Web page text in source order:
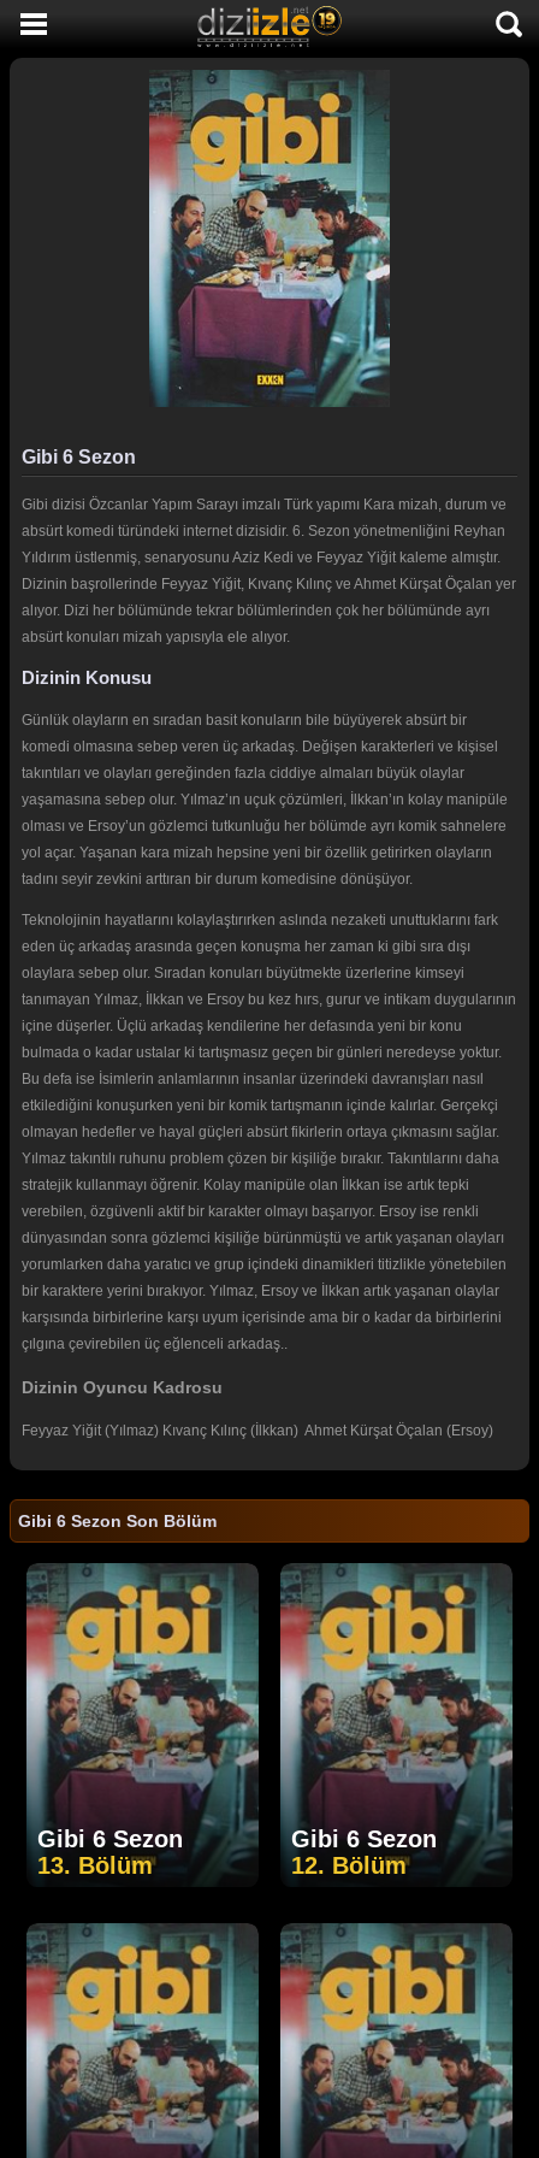
SON EKLENEN DİZİLER
GENÇLİK
DİZİ HABERLERİ
Gibi 6 Sezon
Gibi dizisi Özcanlar Yapım Sarayı imzalı Türk yapımı Kara mizah, durum ve
absürt komedi türündeki internet dizisidir. 6. Sezon yönetmenliğini Reyhan
Yıldırım üstlenmiş, senaryosunu Aziz Kedi ve Feyyaz Yiğit kaleme almıştır.
Dizinin başrollerinde Feyyaz Yiğit, Kıvanç Kılınç ve Ahmet Kürşat Öçalan yer
alıyor. Dizi her bölümünde tekrar bölümlerinden çok her bölümünde ayrı
absürt konuları mizah yapısıyla ele alıyor.
Dizinin Konusu
Günlük olayların en sıradan basit konuların bile büyüyerek absürt bir
komedi olmasına sebep veren üç arkadaş. Değişen karakterleri ve kişisel
takıntıları ve olayları gereğinden fazla ciddiye almaları büyük olaylar
yaşamasına sebep olur. Yılmaz’ın uçuk çözümleri, İlkkan’ın kolay manipüle
olması ve Ersoy’un gözlemci tutkunluğu her bölümde ayrı komik sahnelere
yol açar. Yaşanan kara mizah hepsine yeni bir özellik getirirken olayların
tadını seyir zevkini arttıran bir durum komedisine dönüşüyor.
Teknolojinin hayatlarını kolaylaştırırken aslında nezaketi unuttuklarını fark
eden üç arkadaş arasında geçen konuşma her zaman ki gibi sıra dışı
olaylara sebep olur. Sıradan konuları büyütmekte üzerlerine kimseyi
tanımayan Yılmaz, İlkkan ve Ersoy bu kez hırs, gurur ve intikam duygularının
içine düşerler. Üçlü arkadaş kendilerine her defasında yeni bir konu
bulmada o kadar ustalar ki tartışmasız geçen bir günleri neredeyse yoktur.
Bu defa ise İsimlerin anlamlarının insanlar üzerindeki davranışları nasıl
etkilediğini konuşurken yeni bir komik tartışmanın içinde kalırlar. Gerçekçi
olmayan hedefler ve hayal güçleri absürt fikirlerin ortaya çıkmasını sağlar.
Yılmaz takıntılı ruhunu problem çözen bir kişiliğe bırakır. Takıntılarını daha
stratejik kullanmayı öğrenir. Kolay manipüle olan İlkkan ise artık tepki
verebilen, özgüvenli aktif bir karakter olmayı başarıyor. Ersoy ise renkli
dünyasından sonra gözlemci kişiliğe bürünmüştü ve artık yaşanan olayları
yorumlarken daha yaratıcı ve grup içindeki dinamikleri titizlikle yönetebilen
bir karaktere yerini bırakıyor. Yılmaz, Ersoy ve İlkkan artık yaşanan olaylar
karşısında birbirlerine karşı uyum içerisinde ama bir o kadar da birbirlerini
çılgına çevirebilen üç eğlenceli arkadaş..
Dizinin Oyuncu Kadrosu
Feyyaz Yiğit (Yılmaz) Kıvanç Kılınç (İlkkan) Ahmet Kürşat Öçalan (Ersoy)
Gibi 6 Sezon Son Bölüm
Gibi 6 Sezon
13. Bölüm
Gibi 6 Sezon
12. Bölüm